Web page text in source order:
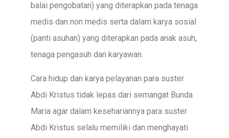
balai pengobatan) yang diterapkan pada tenaga
medis dan non medis serta dalam karya sosial
(panti asuhan) yang diterapkan pada anak asuh,
tenaga pengasuh dan karyawan.
Cara hidup dan karya pelayanan para suster
Abdi Kristus tidak lepas dari semangat Bunda
Maria agar dalam kesehariannya para suster
Abdi Kristus selalu memiliki dan menghayati